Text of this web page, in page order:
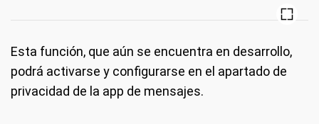
Esta función, que aún se encuentra en desarrollo,
podrá activarse y configurarse en el apartado de
privacidad de la app de mensajes.